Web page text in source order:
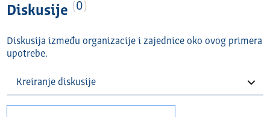
Diskusije 0
Diskusija između organizacije i zajednice oko ovog primera
upotrebe.